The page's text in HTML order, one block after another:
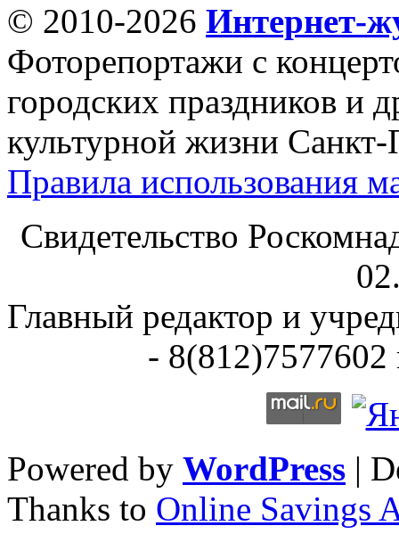
© 2010-2026 Интернет-
Фоторепортажи с
городских праздников и
культурной жизни Санкт-
Правила использования
Свидетельство
Главный редактор и
- 8(812)7577602
Powered by WordPress |
Thanks to Online Savings